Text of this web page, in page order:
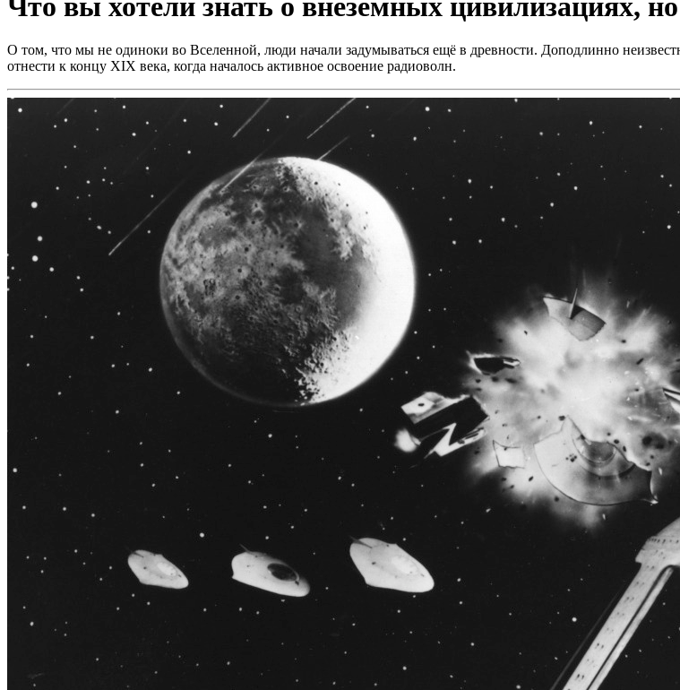
О том, что мы не одиноки во Вселенной, люди начали задумываться ещё в древности. Доподлинно
отнести к концу XIX века, когда началось активное освоение радиоволн.